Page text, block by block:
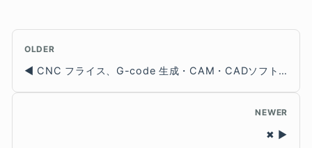
OLDER
CNC フライス、G-code 生成・CAM・CADソフト編
NEWER
✖